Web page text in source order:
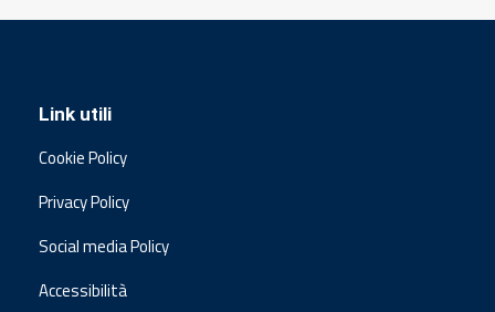
Link utili
Cookie Policy
Privacy Policy
Social media Policy
Accessibilità